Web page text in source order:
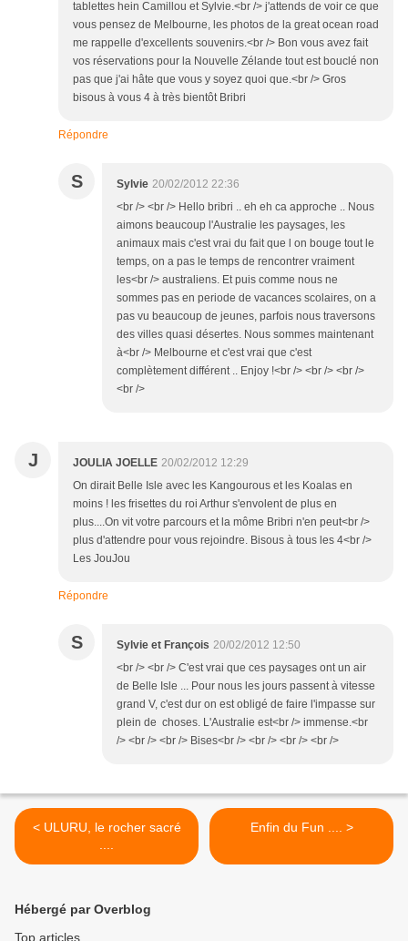
tablettes hein Camillou et Sylvie.<br /> j'attends de voir ce que
vous pensez de Melbourne, les photos de la great ocean road
me rappelle d'excellents souvenirs.<br /> Bon vous avez fait
vos réservations pour la Nouvelle Zélande tout est bouclé non
pas que j'ai hâte que vous y soyez quoi que.<br /> Gros
bisous à vous 4 à très bientôt Bribri
Répondre
S Sylvie 20/02/2012 22:36
<br /> <br /> Hello bribri .. eh eh ca approche .. Nous
aimons beaucoup l'Australie les paysages, les
animaux mais c'est vrai du fait que l on bouge tout le
temps, on a pas le temps de rencontrer vraiment
les<br /> australiens. Et puis comme nous ne
sommes pas en periode de vacances scolaires, on a
pas vu beaucoup de jeunes, parfois nous traversons
des villes quasi désertes. Nous sommes maintenant
à<br /> Melbourne et c'est vrai que c'est
complètement différent .. Enjoy !<br /> <br /> <br />
<br />
J JOULIA JOELLE 20/02/2012 12:29
On dirait Belle Isle avec les Kangourous et les Koalas en
moins ! les frisettes du roi Arthur s'envolent de plus en
plus....On vit votre parcours et la môme Bribri n'en peut<br />
plus d'attendre pour vous rejoindre. Bisous à tous les 4<br />
Les JouJou
Répondre
S Sylvie et François 20/02/2012 12:50
<br /> <br /> C'est vrai que ces paysages ont un air
de Belle Isle ... Pour nous les jours passent à vitesse
grand V, c'est dur on est obligé de faire l'impasse sur
plein de choses. L'Australie est<br /> immense.<br
/> <br /> <br /> Bises<br /> <br /> <br /> <br />
< ULURU, le rocher sacré
Enfin du Fun .... >
Hébergé par Overblog
Top articles